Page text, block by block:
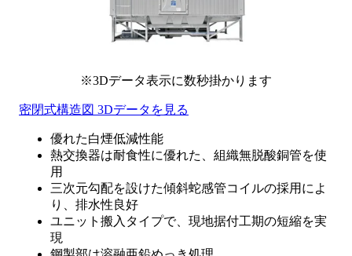
※3Dデータ表示に数秒掛かります
密閉式構造図 3Dデータを見る
優れた白煙低減性能
熱交換器は耐食性に優れた、組織無脱酸銅管を使
用
三次元勾配を設けた傾斜蛇感管コイルの採用によ
り、排水性良好
ユニット搬入タイプで、現地据付工期の短縮を実
現